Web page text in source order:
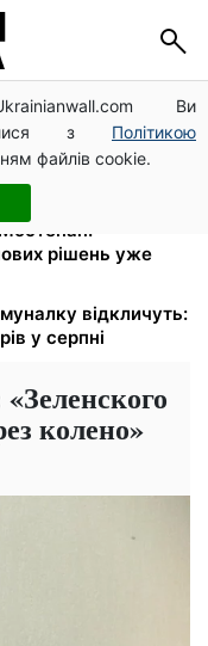
Ви
з Політикою
файлів cookie.
єЯсла: ПФУ
1-3 роки
за комуналку:
боржників
рішень уже
відкличуть:
у серпні
колено»